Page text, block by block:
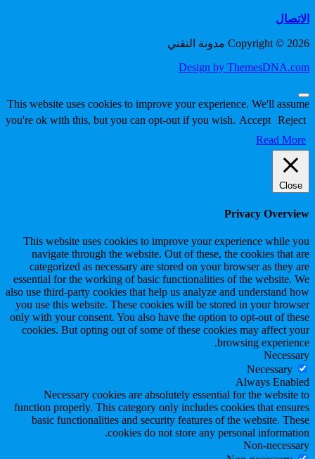
الاتصال
Copyright © 2026 مدونة التقني
Design by ThemesDNA.com
Scroll
to
Top
This website uses cookies to improve your experience. We'll assume
you're ok with this, but you can opt-out if you wish. Accept Reject
Read More
Close
Privacy Overview
This website uses cookies to improve your experience while you
navigate through the website. Out of these, the cookies that are
categorized as necessary are stored on your browser as they are
essential for the working of basic functionalities of the website. We
also use third-party cookies that help us analyze and understand how
you use this website. These cookies will be stored in your browser
only with your consent. You also have the option to opt-out of these
cookies. But opting out of some of these cookies may affect your
browsing experience.
Necessary
Necessary
Always Enabled
Necessary cookies are absolutely essential for the website to
function properly. This category only includes cookies that ensures
basic functionalities and security features of the website. These
cookies do not store any personal information.
Non-necessary